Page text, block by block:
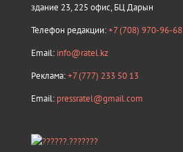
здание 23, 225 офис, БЦ Дарын
Телефон редакции:+7 (708) 970-96-68
Email: info@ratel.kz
Реклама:+7 (777) 233 50 13
Email: pressratel@gmail.com